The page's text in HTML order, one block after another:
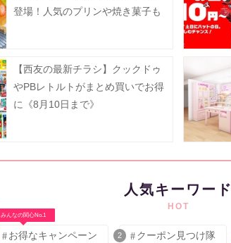
登場！人気のプリンや焼き菓子も
【西友の最新チラシ】クックドゥ
やPBレトルトがまとめ買いでお得
に《8月10日まで》
人気キーワード
HOT
みんなの関心No.1
お得なキャンペーン 2 クーポン見つけ隊